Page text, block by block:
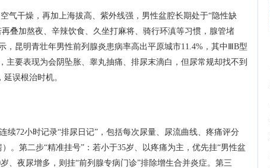
气干燥，再加上海拔高、紫外线强，男性盆腔长期处于“隐性缺
叠加熬夜、辛辣饮食、久坐打麻将、骑行环滇等习惯，腺管堵
，昆明青壮年男性前列腺炎患病率高出平原城市11.4%，其中ⅢB型
主要表现为会阴坠胀、睾丸抽痛、排尿末滴白，但尿常规却找不到
误根治时机。
续72小时记录“排尿日记”，包括每次尿量、尿流曲线、疼痛评分
。第二步“精准挂号”：若小于35岁、以疼痛为主，优先挂“男性盆
、夜尿增多，则挂“前列腺专病门诊”排除增生合并炎症。第三